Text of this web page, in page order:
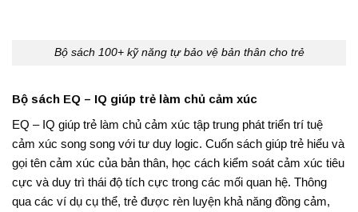
Bộ sách 100+ kỹ năng tự bảo vệ bản thân cho trẻ
Bộ sách EQ – IQ giúp trẻ làm chủ cảm xúc
EQ – IQ giúp trẻ làm chủ cảm xúc tập trung phát triển trí tuệ
cảm xúc song song với tư duy logic. Cuốn sách giúp trẻ hiểu và
gọi tên cảm xúc của bản thân, học cách kiểm soát cảm xúc tiêu
cực và duy trì thái độ tích cực trong các mối quan hệ. Thông
qua các ví dụ cụ thể, trẻ được rèn luyện khả năng đồng cảm,